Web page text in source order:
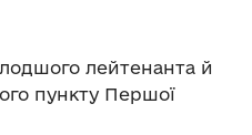
лейтенанта й
пункту Першої